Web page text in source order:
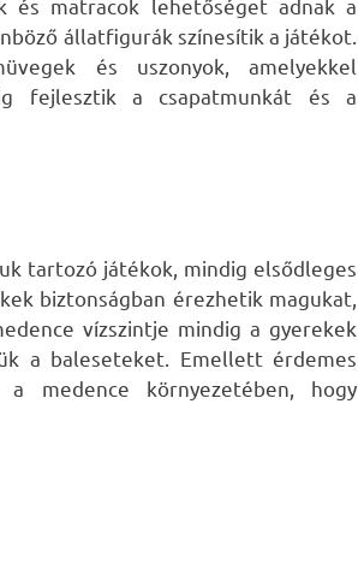
állatfigurák színesítik a játékot.
és uszonyok, amelyekkel
fejlesztik a csapatmunkát és a
tartozó játékok, mindig elsődleges
biztonságban érezhetik magukat,
vízszintje mindig a gyerekek
a baleseteket. Emellett érdemes
a medence környezetében, hogy